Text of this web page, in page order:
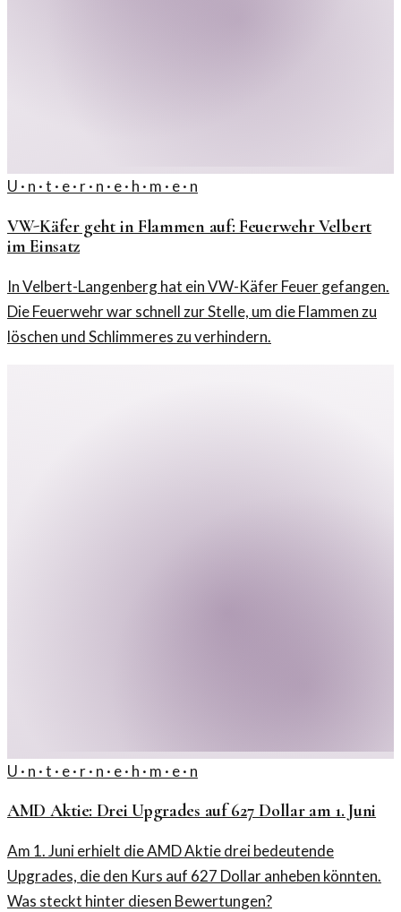
U · n · t · e · r · n · e · h · m · e · n
VW-Käfer geht in Flammen auf: Feuerwehr Velbert
im Einsatz
In Velbert-Langenberg hat ein VW-Käfer Feuer gefangen.
Die Feuerwehr war schnell zur Stelle, um die Flammen zu
löschen und Schlimmeres zu verhindern.
U · n · t · e · r · n · e · h · m · e · n
AMD Aktie: Drei Upgrades auf 627 Dollar am 1. Juni
Am 1. Juni erhielt die AMD Aktie drei bedeutende
Upgrades, die den Kurs auf 627 Dollar anheben könnten.
Was steckt hinter diesen Bewertungen?